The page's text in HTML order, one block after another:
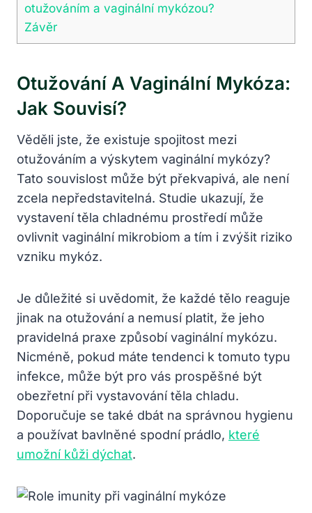
otužováním a vaginální mykózou?
Závěr
Otužování A Vaginální Mykóza:
Jak Souvisí?
Věděli jste, že existuje spojitost mezi
otužováním a výskytem vaginální mykózy?
Tato souvislost může být překvapivá, ale není
zcela nepředstavitelná. Studie ukazují, že
vystavení těla chladnému prostředí může
ovlivnit vaginální mikrobiom a tím i zvýšit riziko
vzniku mykóz.
Je důležité si uvědomit, že každé tělo reaguje
jinak na otužování a nemusí platit, že jeho
pravidelná praxe způsobí vaginální mykózu.
Nicméně, pokud máte tendenci k tomuto typu
infekce, může být pro vás prospěšné být
obezřetní při vystavování těla chladu.
Doporučuje se také dbát na správnou hygienu
a používat bavlněné spodní prádlo, které
umožní kůži dýchat.